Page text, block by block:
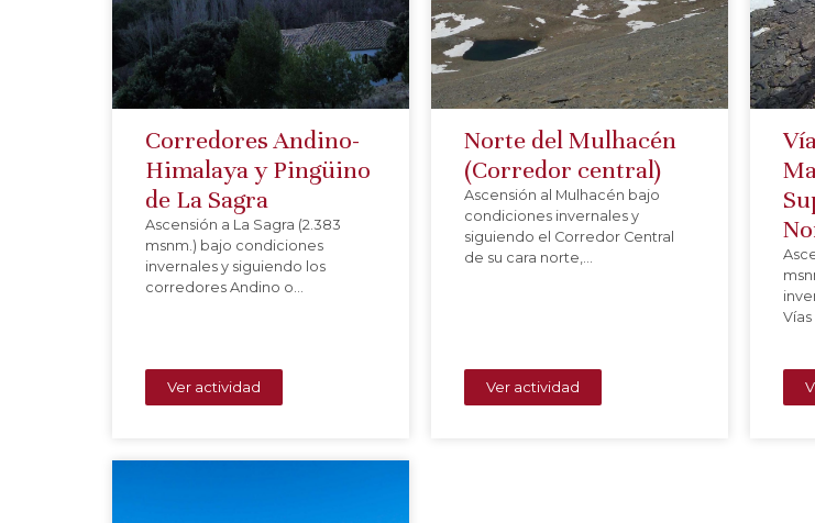
Corredores Andino-
Himalaya y Pingüino
de La Sagra
Ascensión a La Sagra (2.383
msnm.) bajo condiciones
invernales y siguiendo los
corredores Andino o…
Ver actividad
Norte del Mulhacén
(Corredor central)
Ascensión al Mulhacén bajo
condiciones invernales y
siguiendo el Corredor Central
de su cara norte,…
Ver actividad